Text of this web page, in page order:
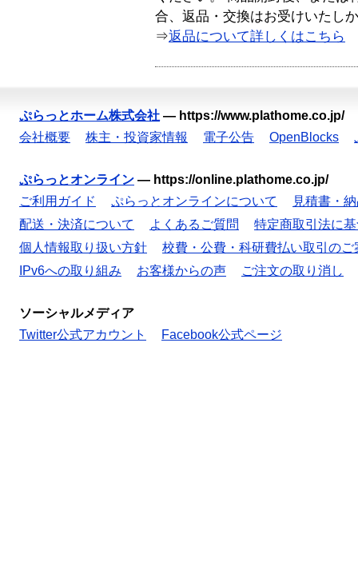
合、返品・交換はお受けいたし
⇒返品について詳しくはこちら
ぷらっとホーム株式会社 — https://www.plathome.co.jp/
会社概要
株主・投資家情報 電子公告 OpenBlocks
ぷらっとオンライン — https://online.plathome.co.jp/
ご利用ガイド
ぷらっとオンラインについて
見積書・
配送・決済について
よくあるご質問
特定商取引法に
個人情報取り扱い方針
校費・公費・科研費払い取引のご
IPv6への取り組み
お客様からの声 ご注文の取り消し
ソーシャルメディア
Twitter公式アカウント
Facebook公式ページ